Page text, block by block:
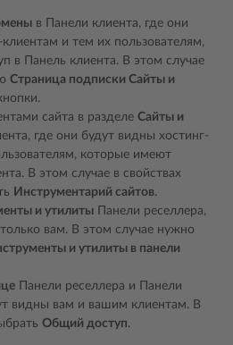
в Панели клиента, где они
и тем их пользователям,
в Панель клиента. В этом случае
Страница подписки Сайты и
сайта в разделе Сайты и
где они будут видны хостинг-
которые имеют
В этом случае в свойствах
Инструментарий сайтов.
и утилиты Панели реселлера,
вам. В этом случае нужно
и утилиты в панели
Панели реселлера и Панели
видны вам и вашим клиентам. В
Общий доступ.